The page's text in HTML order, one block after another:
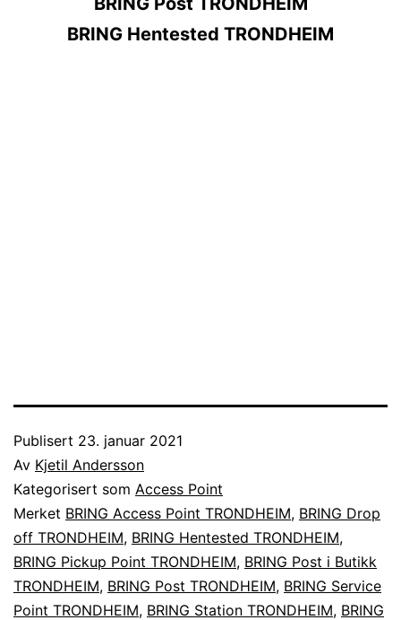
BRING Hentested TRONDHEIM
Publisert 23. januar 2021
Av Kjetil Andersson
Kategorisert som Access Point
Merket BRING Access Point TRONDHEIM, BRING Drop
off TRONDHEIM, BRING Hentested TRONDHEIM,
BRING Pickup Point TRONDHEIM, BRING Post i Butikk
TRONDHEIM, BRING Post TRONDHEIM, BRING Service
Point TRONDHEIM, BRING Station TRONDHEIM, BRING